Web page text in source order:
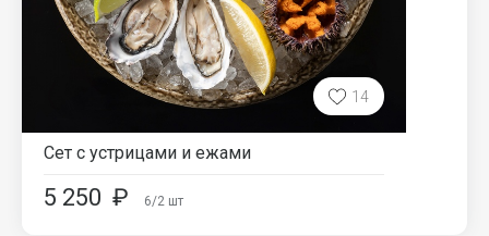
14
Сет с устрицами и ежами
5 250 ₽ 6/2 шт